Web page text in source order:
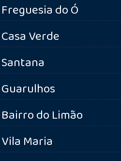
Freguesia do Ó
Casa Verde
Santana
Guarulhos
Bairro do Limão
Vila Maria